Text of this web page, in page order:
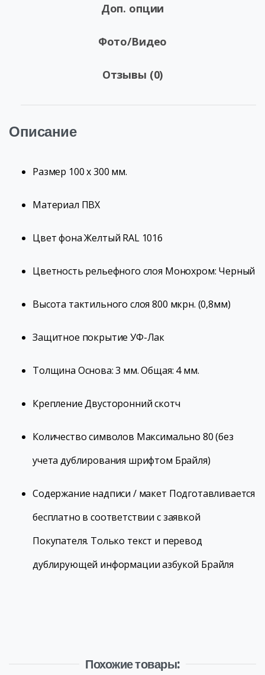
Доп. опции
Фото/Видео
Отзывы (0)
Описание
Размер 100 х 300 мм.
Материал ПВХ
Цвет фонаЖелтый RAL 1016
Цветность рельефного слоя Монохром: Черный
Высота тактильного слоя800 мкрн. (0,8мм)
Защитное покрытиеУФ-Лак
Толщина Основа: 3 мм. Общая: 4 мм.
КреплениеДвусторонний скотч
Количество символов Максимально 80 (без
учета дублирования шрифтом Брайля)
Содержание надписи / макет Подготавливается
бесплатно в соответствии с заявкой
Покупателя. Только текст и перевод
дублирующей информации азбукой Брайля
Похожие товары: